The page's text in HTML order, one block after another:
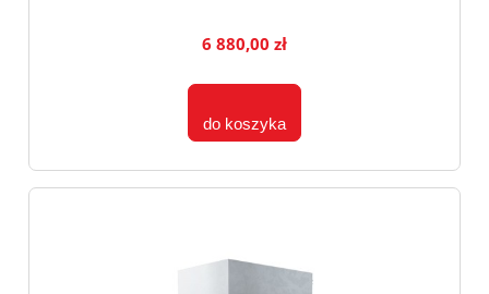
6 880,00 zł
do koszyka